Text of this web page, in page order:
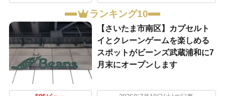
ランキング10
【さいたま市南区】カプセルト
イとクレーンゲームを楽しめる
スポットがビーンズ武蔵浦和に7
月末にオープンします